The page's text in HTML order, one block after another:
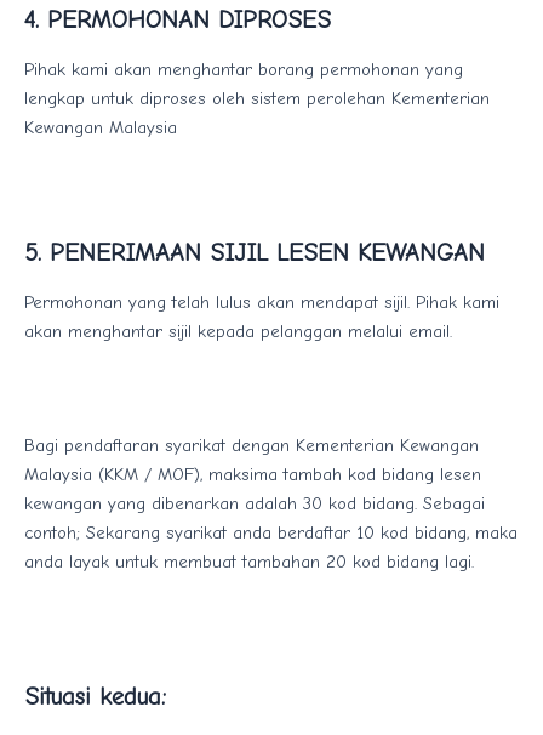
4. PERMOHONAN DIPROSES
Pihak kami akan menghantar borang permohonan yang
lengkap untuk diproses oleh sistem perolehan Kementerian
Kewangan Malaysia
5. PENERIMAAN SIJIL LESEN KEWANGAN
Permohonan yang telah lulus akan mendapat sijil. Pihak kami
akan menghantar sijil kepada pelanggan melalui email.
Bagi pendaftaran syarikat dengan Kementerian Kewangan
Malaysia (KKM / MOF), maksima tambah kod bidang lesen
kewangan yang dibenarkan adalah 30 kod bidang. Sebagai
contoh; Sekarang syarikat anda berdaftar 10 kod bidang, maka
anda layak untuk membuat tambahan 20 kod bidang lagi.
Situasi kedua: